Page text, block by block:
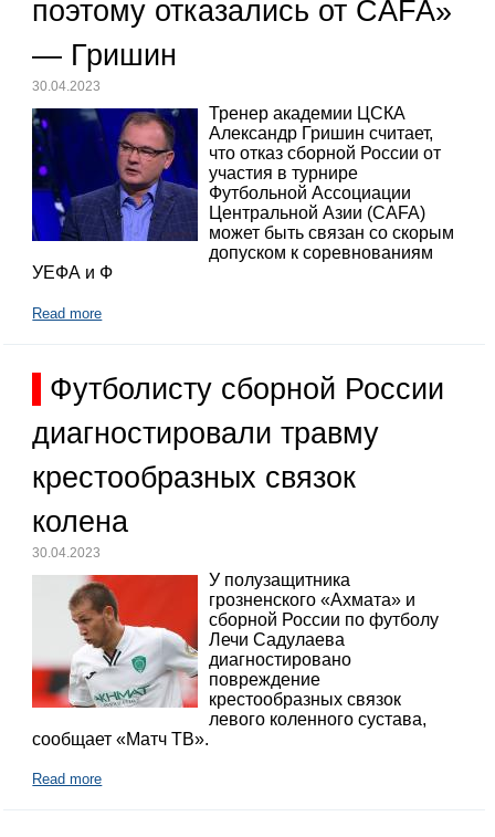
поэтому отказались от CAFA»
— Гришин
30.04.2023
Тренер академии ЦСКА
Александр Гришин считает,
что отказ сборной России от
участия в турнире
Футбольной Ассоциации
Центральной Азии (CAFA)
может быть связан со скорым
допуском к соревнованиям
УЕФА и Ф
Read more
Футболисту сборной России
диагностировали травму
крестообразных связок
колена
30.04.2023
У полузащитника
грозненского «Ахмата» и
сборной России по футболу
Лечи Садулаева
диагностировано
повреждение
крестообразных связок
левого коленного сустава,
сообщает «Матч ТВ».
Read more